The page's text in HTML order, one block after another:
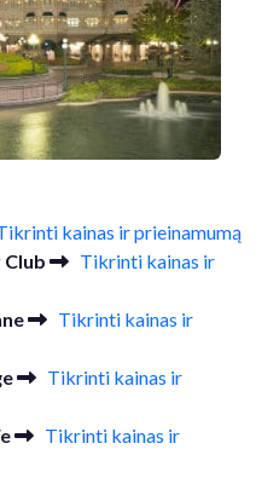
kainas ir prieinamumą
Tikrinti kainas ir
Tikrinti kainas ir
Tikrinti kainas ir
Tikrinti kainas ir